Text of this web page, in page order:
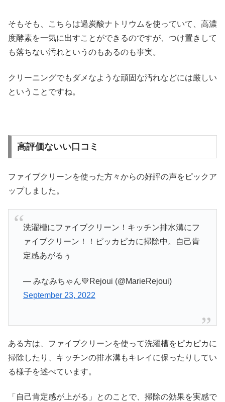
そもそも、こちらは過炭酸ナトリウムを使っていて、高濃
度酵素を一気に出すことができるのですが、つけ置きして
も落ちない汚れというのもあるのも事実。
クリーニングでもダメなような頑固な汚れなどには厳しい
ということですね。
高評価ないい口コミ
ファイブクリーンを使った方々からの好評の声をピックア
ップしました。
洗濯槽にファイブクリーン！キッチン排水溝にフ
ァイブクリーン！！ピッカピカに掃除中。自己肯
定感あがるぅ
— みなみちゃん💙Rejoui (@MarieRejoui)
September 23, 2022
ある方は、ファイブクリーンを使って洗濯槽をピカピカに
掃除したり、キッチンの排水溝もキレイに保ったりしてい
る様子を述べています。
「自己肯定感が上がる」とのことで、掃除の効果を実感で